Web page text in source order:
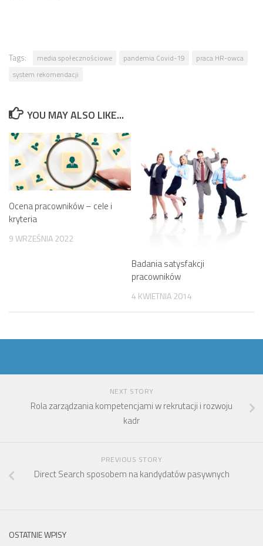
Tags: media społecznościowe pandemia Covid-19
praca HR-owca
system rekomendacji
YOU MAY ALSO LIKE...
Ocena pracowników – cele i
kryteria
9 WRZEŚNIA 2022
Badania satysfakcji
pracowników
4 KWIETNIA 2014
NEXT STORY
Rola zarządzania kompetencjami w rekrutacji i rozwoju
kadr
PREVIOUS STORY
Direct Search sposobem na kandydatów pasywnych
OSTATNIE WPISY